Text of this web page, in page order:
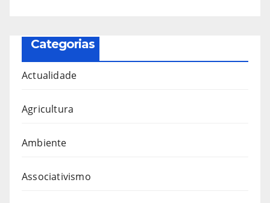
Categorias
Actualidade
Agricultura
Ambiente
Associativismo